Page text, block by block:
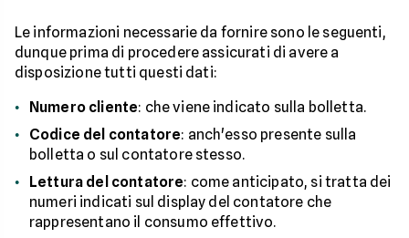
Le informazioni necessarie da fornire sono le seguenti,
dunque prima di procedere assicurati di avere a
disposizione tutti questi dati:
Numero cliente: che viene indicato sulla bolletta.
Codice del contatore: anch'esso presente sulla
bolletta o sul contatore stesso.
Lettura del contatore: come anticipato, si tratta dei
numeri indicati sul display del contatore che
rappresentano il consumo effettivo.